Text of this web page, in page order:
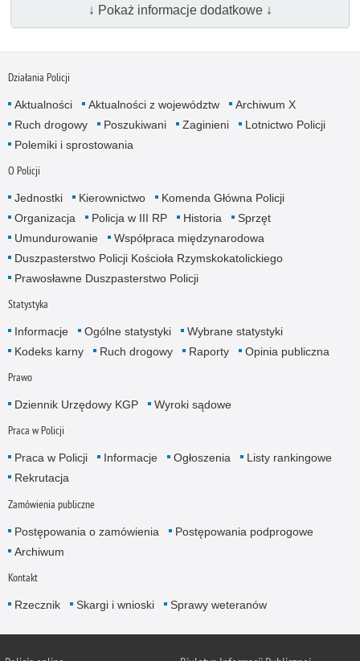
↓ Pokaż informacje dodatkowe ↓
Działania Policji
Aktualności Aktualności z województw
Archiwum X
Ruch drogowy
Poszukiwani Zaginieni
Lotnictwo Policji
Polemiki i sprostowania
O Policji
Jednostki Kierownictwo
Komenda Główna Policji
Organizacja
Policja w III RP Historia
Sprzęt
Umundurowanie
Współpraca międzynarodowa
Duszpasterstwo Policji Kościoła Rzymskokatolickiego
Prawosławne Duszpasterstwo Policji
Statystyka
Informacje Ogólne statystyki
Wybrane statystyki
Kodeks karny
Ruch drogowy Raporty Opinia publiczna
Prawo
Dziennik Urzędowy KGP Wyroki sądowe
Praca w Policji
Praca w Policji Informacje Ogłoszenia
Listy rankingowe
Rekrutacja
Zamówienia publiczne
Postępowania o zamówienia
Postępowania podprogowe
Archiwum
Kontakt
Rzecznik Skargi i wnioski Sprawy weteranów